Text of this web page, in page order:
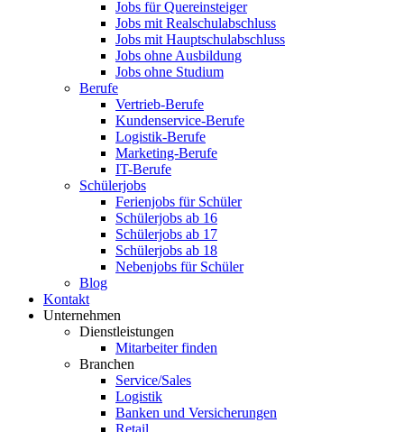
Jobs für Quereinsteiger
Jobs mit Realschulabschluss
Jobs mit Hauptschulabschluss
Jobs ohne Ausbildung
Jobs ohne Studium
Berufe
Vertrieb-Berufe
Kundenservice-Berufe
Logistik-Berufe
Marketing-Berufe
IT-Berufe
Schülerjobs
Ferienjobs für Schüler
Schülerjobs ab 16
Schülerjobs ab 17
Schülerjobs ab 18
Nebenjobs für Schüler
Blog
Kontakt
Unternehmen
Dienstleistungen
Mitarbeiter finden
Branchen
Service/Sales
Logistik
Banken und Versicherungen
Retail